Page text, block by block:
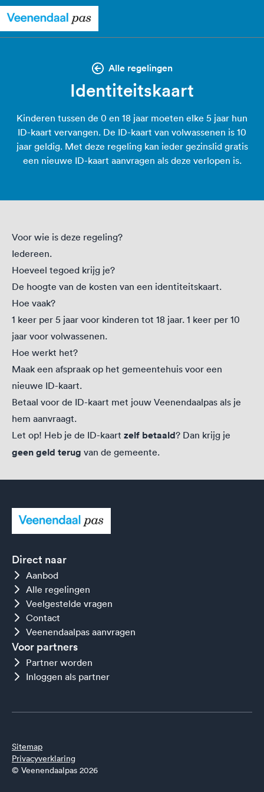
Alle regelingen
Identiteitskaart
Kinderen tussen de 0 en 18 jaar moeten elke 5 jaar hun
ID-kaart vervangen. De ID-kaart van volwassenen is 10
jaar geldig. Met deze regeling kan ieder gezinslid gratis
een nieuwe ID-kaart aanvragen als deze verlopen is.
Voor wie is deze regeling?
Iedereen.
Hoeveel tegoed krijg je?
De hoogte van de kosten van een identiteitskaart.
Hoe vaak?
1 keer per 5 jaar voor kinderen tot 18 jaar. 1 keer per 10
jaar voor volwassenen.
Hoe werkt het?
Maak een afspraak op het gemeentehuis voor een
nieuwe ID-kaart.
Betaal voor de ID-kaart met jouw Veenendaalpas als je
hem aanvraagt.
Let op! Heb je de ID-kaart zelf betaald? Dan krijg je
geen geld terug van de gemeente.
Direct naar
Aanbod
Alle regelingen
Veelgestelde vragen
Contact
Veenendaalpas aanvragen
Voor partners
Partner worden
Inloggen als partner
Sitemap
Privacyverklaring
© Veenendaalpas 2026